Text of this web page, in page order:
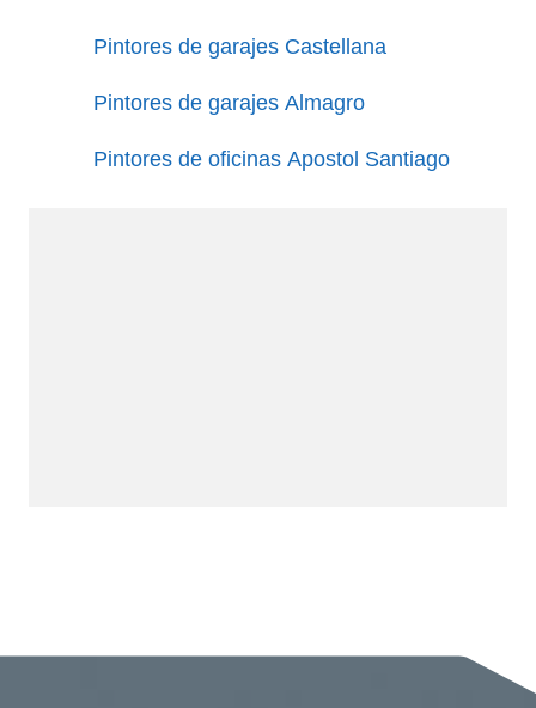
Pintores de garajes Castellana
Pintores de garajes Almagro
Pintores de oficinas Apostol Santiago